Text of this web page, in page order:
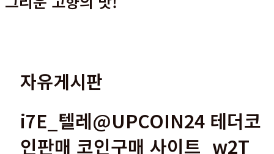
자유게시판
i7E_텔레@UPCOIN24 테더코
인판매 코인구매 사이트_w2T